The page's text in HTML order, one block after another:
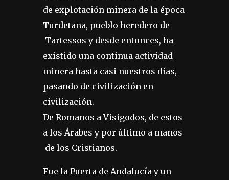
de explotación minera de la época
Turdetana, pueblo heredero de
Tartessos y desde entonces, ha
existido una continua actividad
minera hasta casi nuestros días,
pasando de civilización en
civilización.
De Romanos a Visigodos, de estos
a los Árabes y por último a manos
de los Cristianos.
Fue la Puerta de Andalucía y un